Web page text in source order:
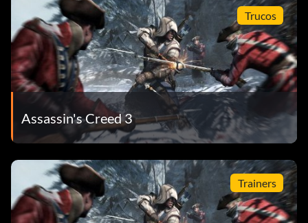
Trucos
Assassin's Creed 3
Trainers